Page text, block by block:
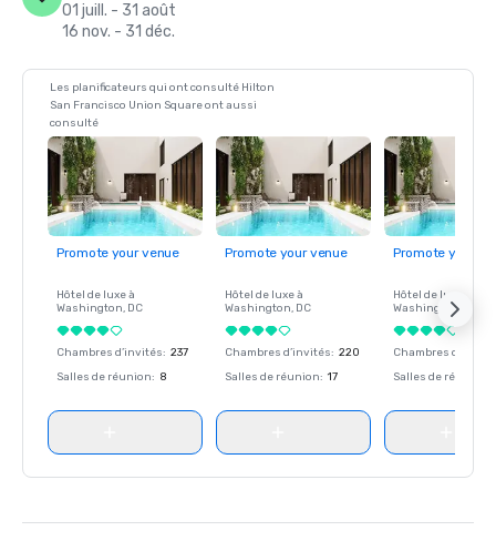
01 juill. - 31 août
16 nov. - 31 déc.
Les planificateurs qui ont consulté Hilton
San Francisco Union Square ont aussi
consulté
Promote your venue
Hôtel de luxe à
Washington, DC
Chambres d’invités: 237
Salles de réunion: 8
Promote your venue
Hôtel de luxe à
Washington, DC
Chambres d’invités: 220
Salles de réunion: 17
Promote your
Hôtel de luxe à
Washington
Chambres
Salles de réunion